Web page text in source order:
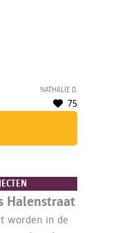
Nathalie D.
75
Halenstraat
worden in de